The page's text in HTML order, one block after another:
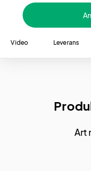
Video Leverans
Art